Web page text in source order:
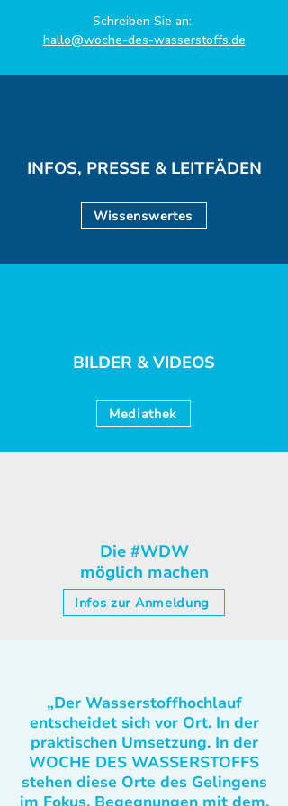
Schreiben Sie an:
hallo@woche-des-wasserstoffs.de
INFOS, PRESSE & LEITFÄDEN
Wissenswertes
BILDER & VIDEOS
Mediathek
Die #WDW
möglich machen
Infos zur Anmeldung
„Der Wasserstoffhochlauf
entscheidet sich vor Ort. In der
praktischen Umsetzung. In der
WOCHE DES WASSERSTOFFS
stehen diese Orte des Gelingens